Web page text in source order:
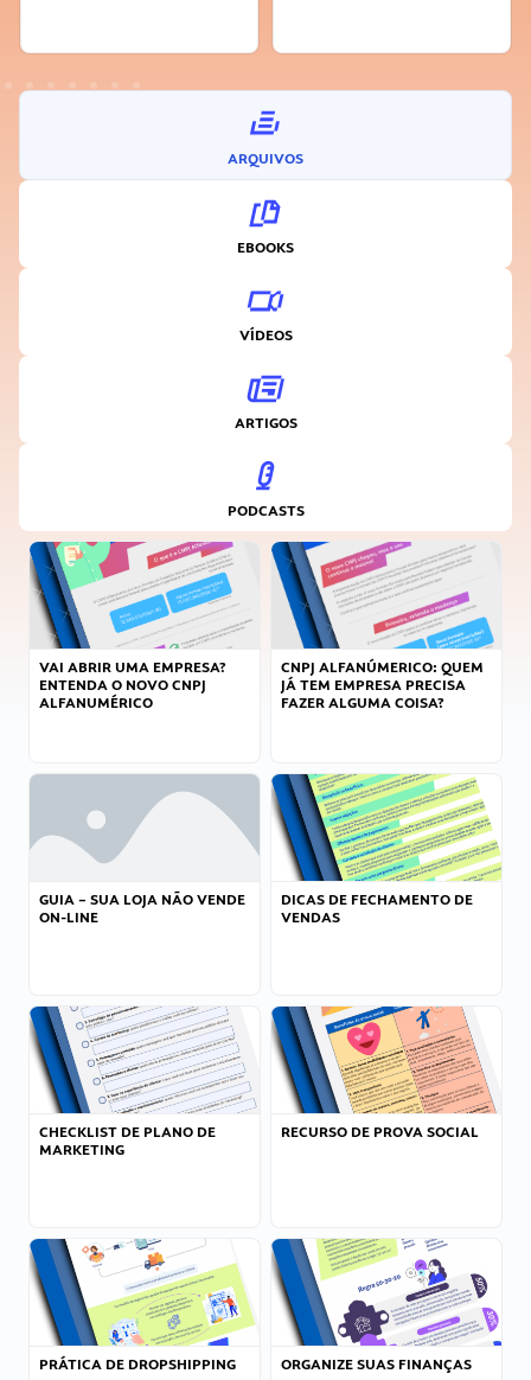
ARQUIVOS
EBOOKS
VÍDEOS
ARTIGOS
PODCASTS
VAI ABRIR UMA EMPRESA?
ENTENDA O NOVO CNPJ
ALFANUMÉRICO
CNPJ ALFANÚMERICO: QUEM
JÁ TEM EMPRESA PRECISA
FAZER ALGUMA COISA?
GUIA – SUA LOJA NÃO VENDE
ON-LINE
DICAS DE FECHAMENTO DE
VENDAS
CHECKLIST DE PLANO DE
MARKETING
RECURSO DE PROVA SOCIAL
PRÁTICA DE DROPSHIPPING ORGANIZE SUAS FINANÇAS